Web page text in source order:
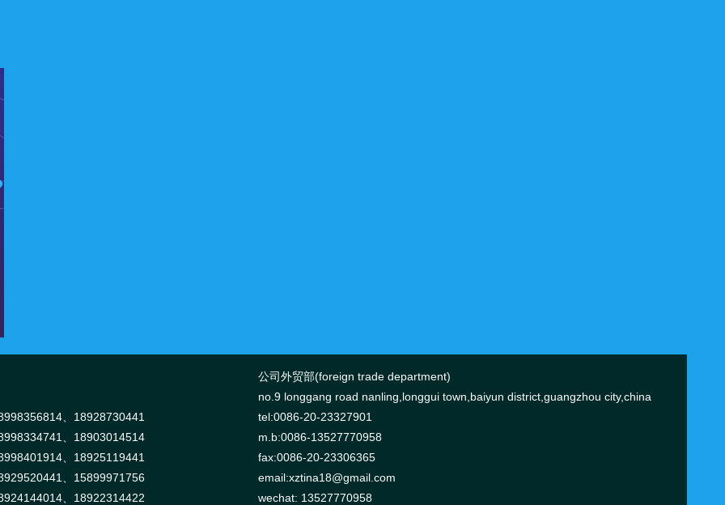
、18928730441
、18903014514
、18925119441
、15899971756
、18922314422
公司外贸部(foreign trade department)
no.9 longgang road nanling,longgui town,baiyun district,guangzhou city,china
tel:0086-20-23327901
m.b:0086-13527770958
fax:0086-20-23306365
email:xztina18@gmail.com
wechat: 13527770958